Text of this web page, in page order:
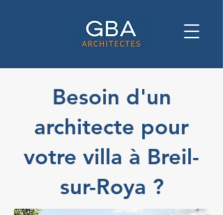
Besoin d'un
architecte pour
votre villa à Breil-
sur-Roya ?